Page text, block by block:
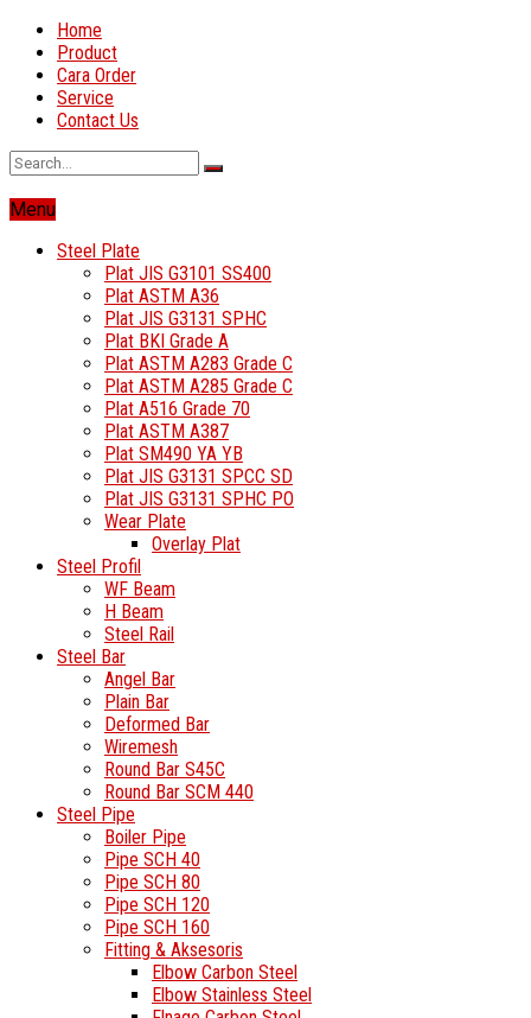
Home
Product
Cara Order
Service
Contact Us
Menu
Steel Plate
Plat JIS G3101 SS400
Plat ASTM A36
Plat JIS G3131 SPHC
Plat BKI Grade A
Plat ASTM A283 Grade C
Plat ASTM A285 Grade C
Plat A516 Grade 70
Plat ASTM A387
Plat SM490 YA YB
Plat JIS G3131 SPCC SD
Plat JIS G3131 SPHC PO
Wear Plate
Overlay Plat
Steel Profil
WF Beam
H Beam
Steel Rail
Steel Bar
Angel Bar
Plain Bar
Deformed Bar
Wiremesh
Round Bar S45C
Round Bar SCM 440
Steel Pipe
Boiler Pipe
Pipe SCH 40
Pipe SCH 80
Pipe SCH 120
Pipe SCH 160
Fitting & Aksesoris
Elbow Carbon Steel
Elbow Stainless Steel